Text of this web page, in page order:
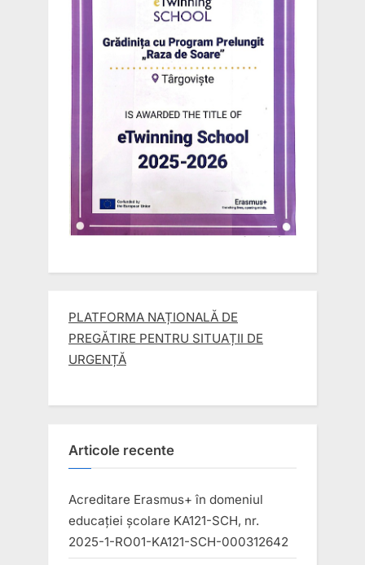
PLATFORMA NAȚIONALĂ DE
PREGĂTIRE PENTRU SITUAȚII DE
URGENȚĂ
Articole recente
Acreditare Erasmus+ în domeniul
educației școlare KA121-SCH, nr.
2025-1-RO01-KA121-SCH-000312642